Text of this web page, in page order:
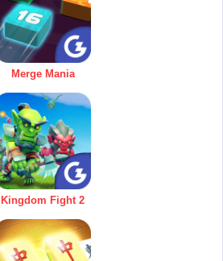
Merge Mania
Kingdom Fight 2